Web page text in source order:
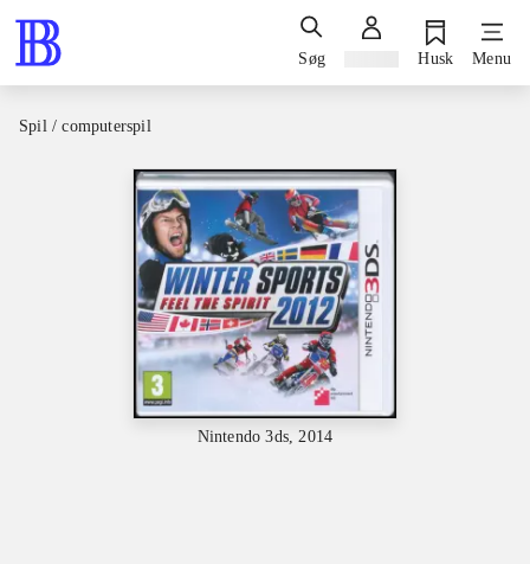
Søg Husk Menu
Spil / computerspil
Nintendo 3ds, 2014